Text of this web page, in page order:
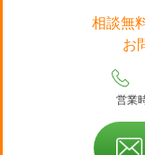
相談無
お
営業